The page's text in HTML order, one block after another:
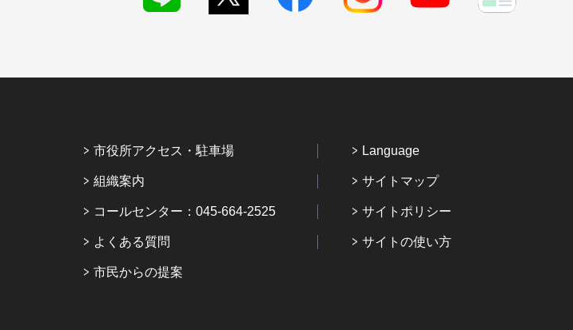
市役所アクセス・駐車場
組織案内
コールセンター：045-664-2525
よくある質問
市民からの提案
Language
サイトマップ
サイトポリシー
サイトの使い方